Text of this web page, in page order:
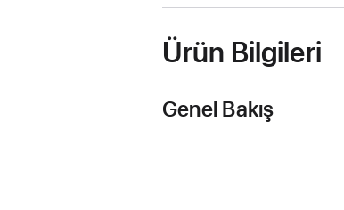
Ürün Bilgileri
Genel Bakış